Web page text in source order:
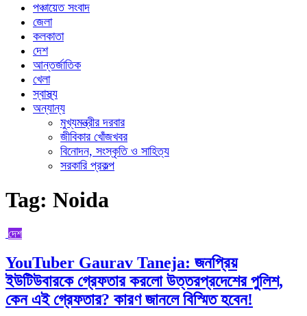
পঞ্চায়েত সংবাদ
জেলা
কলকাতা
দেশ
আন্তর্জাতিক
খেলা
স্বাস্থ্য
অন্যান্য
মুখ্যমন্ত্রীর দরবার
জীবিকার খোঁজখবর
বিনোদন, সংস্কৃতি ও সাহিত্য
সরকারি প্রকল্প
Tag: Noida
দেশ
YouTuber Gaurav Taneja: জনপ্রিয়
ইউটিউবারকে গ্রেফতার করলো উত্তরপ্রদেশের পুলিশ,
কেন এই গ্রেফতার? কারণ জানলে বিস্মিত হবেন!